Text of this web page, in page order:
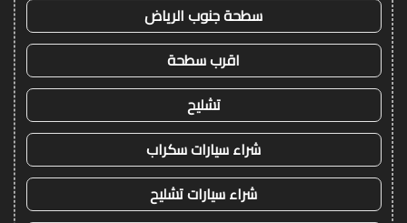
سطحة جنوب الرياض
اقرب سطحة
تشليح
شراء سيارات سكراب
شراء سيارات تشليح